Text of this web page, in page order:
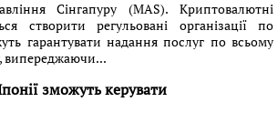
Сінгапуру (MAS). Криптовалютні
створити регульовані організації по
гарантувати надання послуг по всьому
випереджаючи...
зможуть керувати